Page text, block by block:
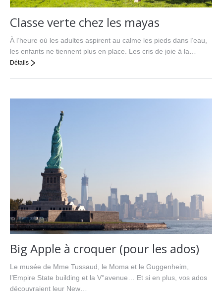
Classe verte chez les mayas
À l’heure où les adultes aspirent au calme les pieds dans l’eau,
les enfants ne tiennent plus en place. Les cris de joie à la…
Détails
Big Apple à croquer (pour les ados)
Le musée de Mme Tussaud, le Moma et le Guggenheim,
l’Empire State building et la V°avenue… Et si en plus, vos ados
découvraient leur New…